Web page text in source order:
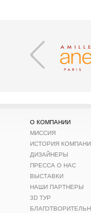
О КОМПАНИИ
МИССИЯ
ИСТОРИЯ
ДИЗАЙНЕРЫ
ПРЕССА О НАС
ВЫСТАВКИ
НАШИ ПАРТНЕРЫ
3D ТУР